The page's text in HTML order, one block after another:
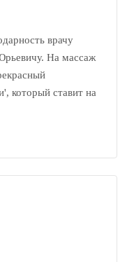
врачу
На массаж
который ставит на